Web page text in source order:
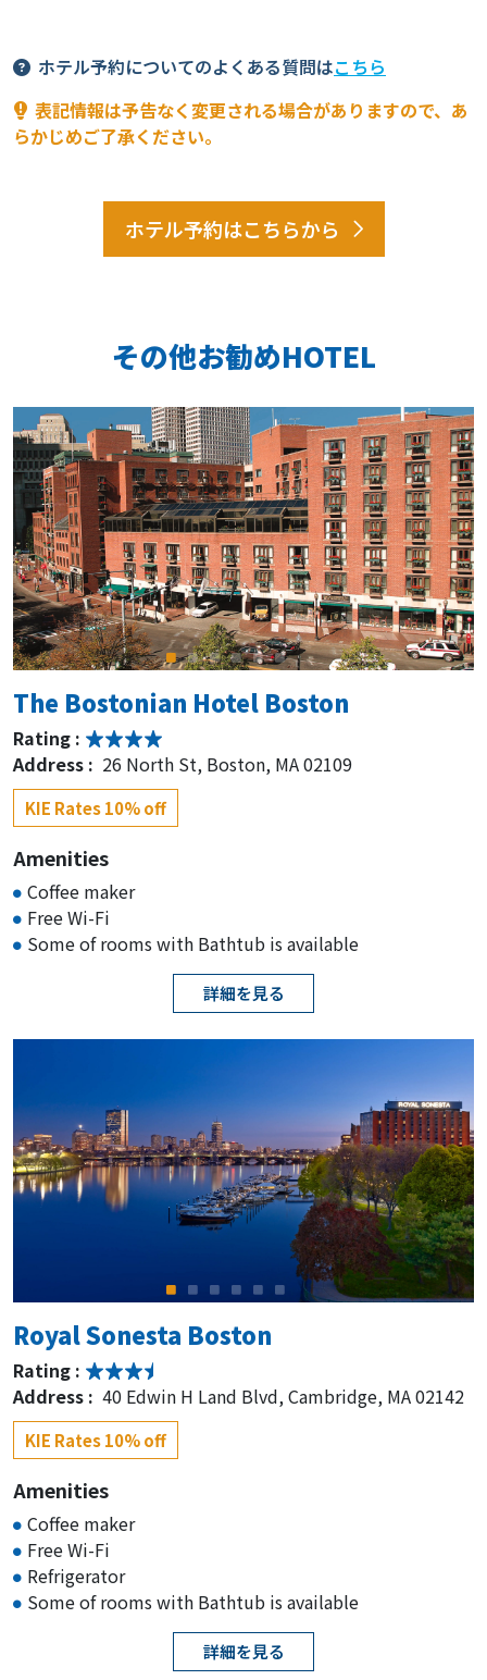
ホテル予約についてのよくある質問はこちら
表記情報は予告なく変更される場合がありますので、あ
らかじめご了承ください。
ホテル予約はこちらから
その他お勧めHOTEL
The Bostonian Hotel Boston
Rating :
Address : 26 North St, Boston, MA 02109
KIE Rates 10% off
Amenities
Coffee maker
Free Wi-Fi
Some of rooms with Bathtub is available
詳細を見る
Royal Sonesta Boston
Rating :
Address : 40 Edwin H Land Blvd, Cambridge, MA 02142
KIE Rates 10% off
Amenities
Coffee maker
Free Wi-Fi
Refrigerator
Some of rooms with Bathtub is available
詳細を見る